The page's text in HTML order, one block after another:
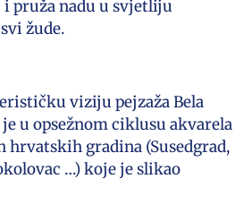
i pruža nadu u svjetliju
žude.
viziju pejzaža Bela
u opsežnom ciklusu akvarela
gradina (Susedgrad,
…) koje je slikao